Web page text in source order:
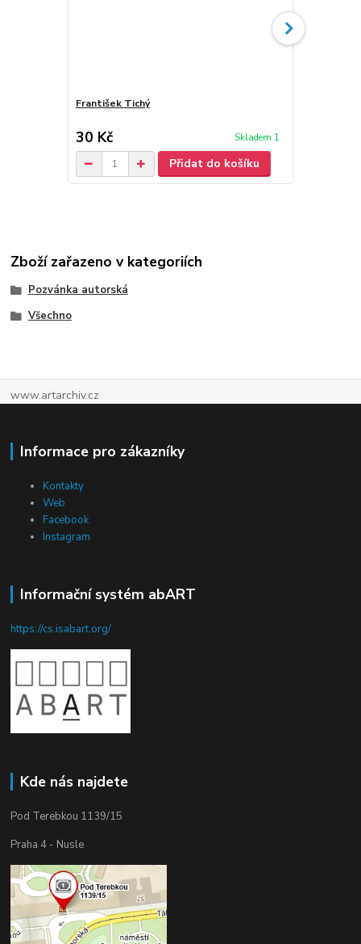
František Tichý
30 Kč Skladem 1
Přidat do košíku
Zboží zařazeno v kategoriích
Pozvánka autorská
Všechno
www.artarchiv.cz
Informace pro zákazníky
Kontakty
Web
Facebook
Instagram
Informační systém abART
https://cs.isabart.org/
Kde nás najdete
Pod Terebkou 1139/15
Praha 4 - Nusle